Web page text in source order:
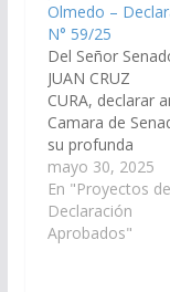
Olmedo –
N° 59/25
Del Señor
JUAN CRUZ
CURA, declarar
Camara de
su profunda
preocupación por
grave situación
ambiental
por el pozo
mayo 30, 2025
En "Proyectos de
Declaración
Aprobados"